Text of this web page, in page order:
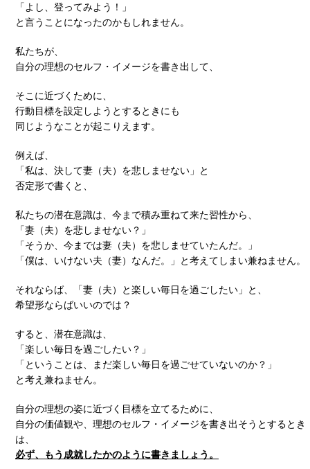
「よし、登ってみよう！」
と言うことになったのかもしれません。
私たちが、
自分の理想のセルフ・イメージを書き出して、
そこに近づくために、
行動目標を設定しようとするときにも
同じようなことが起こりえます。
例えば、
「私は、決して妻（夫）を悲しませない」と
否定形で書くと、
私たちの潜在意識は、今まで積み重ねて来た習性から、
「妻（夫）を悲しませない？」
「そうか、今までは妻（夫）を悲しませていたんだ。」
「僕は、いけない夫（妻）なんだ。」と考えてしまい兼ねません。
それならば、「妻（夫）と楽しい毎日を過ごしたい」と、
希望形ならばいいのでは？
すると、潜在意識は、
「楽しい毎日を過ごしたい？」
「ということは、まだ楽しい毎日を過ごせていないのか？」
と考え兼ねません。
自分の理想の姿に近づく目標を立てるために、
自分の価値観や、理想のセルフ・イメージを書き出そうとするとき
は、
必ず、もう成就したかのように書きましょう。